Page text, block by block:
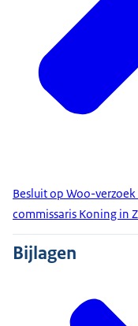
Besluit op Woo-
commissaris Koning in
Bijlagen